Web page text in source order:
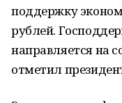
поддержку
рублей.
направляется на
отметил